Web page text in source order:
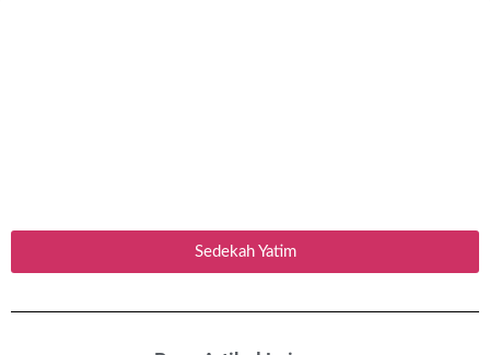
Sedekah Yatim